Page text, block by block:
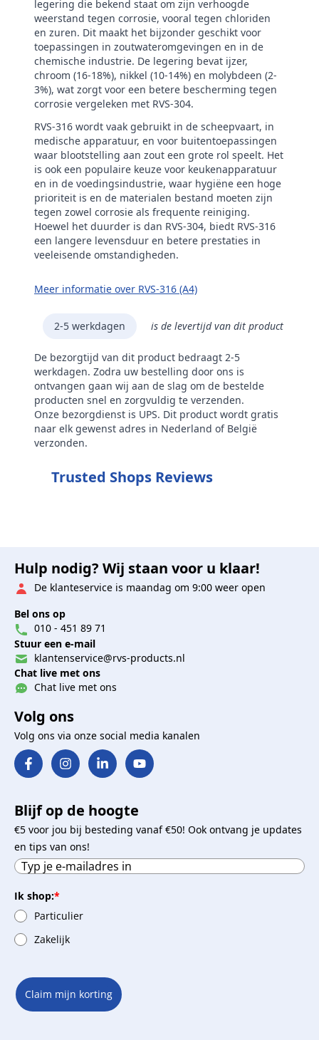
legering die bekend staat om zijn verhoogde
weerstand tegen corrosie, vooral tegen chloriden
en zuren. Dit maakt het bijzonder geschikt voor
toepassingen in zoutwateromgevingen en in de
chemische industrie. De legering bevat ijzer,
chroom (16-18%), nikkel (10-14%) en molybdeen (2-
3%), wat zorgt voor een betere bescherming tegen
corrosie vergeleken met RVS-304.
RVS-316 wordt vaak gebruikt in de scheepvaart, in
medische apparatuur, en voor buitentoepassingen
waar blootstelling aan zout een grote rol speelt. Het
is ook een populaire keuze voor keukenapparatuur
en in de voedingsindustrie, waar hygiëne een hoge
prioriteit is en de materialen bestand moeten zijn
tegen zowel corrosie als frequente reiniging.
Hoewel het duurder is dan RVS-304, biedt RVS-316
een langere levensduur en betere prestaties in
veeleisende omstandigheden.
Meer informatie over RVS-316 (A4)
2-5 werkdagen is de levertijd van dit product
De bezorgtijd van dit product bedraagt 2-5
werkdagen. Zodra uw bestelling door ons is
ontvangen gaan wij aan de slag om de bestelde
producten snel en zorgvuldig te verzenden.
Onze bezorgdienst is UPS. Dit product wordt gratis
naar elk gewenst adres in Nederland of België
verzonden.
Trusted Shops Reviews
Hulp nodig? Wij staan voor u klaar!
De klanteservice is maandag om 9:00 weer open
Bel ons op
010 - 451 89 71
Stuur een e-mail
klantenservice@rvs-products.nl
Chat live met ons
Chat live met ons
Volg ons
Volg ons via onze social media kanalen
Blijf op de hoogte
€5 voor jou bij besteding vanaf €50! Ook ontvang je updates
en tips van ons!
Ik shop:*
Particulier
Zakelijk
Claim mijn korting